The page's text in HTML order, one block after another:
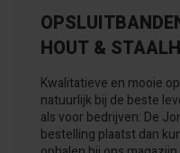
HOUT &
Kwalitatieve en mooie
natuurlijk bij de beste
als voor bedrijven: De
bestelling plaatst dan